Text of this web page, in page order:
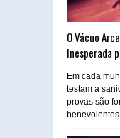
O Vácuo
Inesperada
Em cada
testam a
provas são
benevolentes,